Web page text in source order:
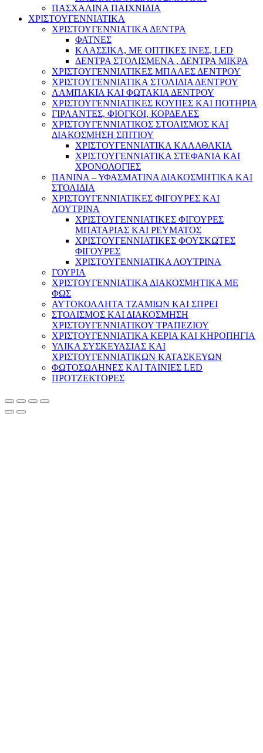
ΠΑΣΧΑΛΙΝΑ ΠΑΙΧΝΙΔΙΑ
ΧΡΙΣΤΟΥΓΕΝΝΙΑΤΙΚΑ
ΧΡΙΣΤΟΥΓΕΝΝΙΑΤΙΚΑ ΔΕΝΤΡΑ
ΦΑΤΝΕΣ
ΚΛΑΣΣΙΚΑ, ΜΕ ΟΠΤΙΚΕΣ ΙΝΕΣ, LED
ΔΕΝΤΡΑ ΣΤΟΛΙΣΜΕΝΑ , ΔΕΝΤΡΑ ΜΙΚΡΑ
ΧΡΙΣΤΟΥΓΕΝΝΙΑΤΙΚΕΣ ΜΠΑΛΕΣ ΔΕΝΤΡΟΥ
ΧΡΙΣΤΟΥΓΕΝΝΙΑΤΙΚΑ ΣΤΟΛΙΔΙΑ ΔΕΝΤΡΟΥ
ΛΑΜΠΑΚΙΑ ΚΑΙ ΦΩΤΑΚΙΑ ΔΕΝΤΡΟΥ
ΧΡΙΣΤΟΥΓΕΝΝΙΑΤΙΚΕΣ ΚΟΥΠΕΣ ΚΑΙ ΠΟΤΗΡΙΑ
ΓΙΡΛΑΝΤΕΣ, ΦΙΟΓΚΟΙ, ΚΟΡΔΕΛΕΣ
ΧΡΙΣΤΟΥΓΕΝΝΙΑΤΙΚΟΣ ΣΤΟΛΙΣΜΟΣ ΚΑΙ
ΔΙΑΚΟΣΜΗΣΗ ΣΠΙΤΙΟΥ
ΧΡΙΣΤΟΥΓΕΝΝΙΑΤΙΚΑ ΚΑΛΑΘΑΚΙΑ
ΧΡΙΣΤΟΥΓΕΝΝΙΑΤΙΚΑ ΣΤΕΦΑΝΙΑ ΚΑΙ
ΧΡΟΝΟΛΟΓΙΕΣ
ΠΑΝΙΝΑ – ΥΦΑΣΜΑΤΙΝΑ ΔΙΑΚΟΣΜΗΤΙΚΑ ΚΑΙ
ΣΤΟΛΙΔΙΑ
ΧΡΙΣΤΟΥΓΕΝΝΙΑΤΙΚΕΣ ΦΙΓΟΥΡΕΣ ΚΑΙ
ΛΟΥΤΡΙΝΑ
ΧΡΙΣΤΟΥΓΕΝΝΙΑΤΙΚΕΣ ΦΙΓΟΥΡΕΣ
ΜΠΑΤΑΡΙΑΣ ΚΑΙ ΡΕΥΜΑΤΟΣ
ΧΡΙΣΤΟΥΓΕΝΝΙΑΤΙΚΕΣ ΦΟΥΣΚΩΤΕΣ
ΦΙΓΟΥΡΕΣ
ΧΡΙΣΤΟΥΓΕΝΝΙΑΤΙΚΑ ΛΟΥΤΡΙΝΑ
ΓΟΥΡΙΑ
ΧΡΙΣΤΟΥΓΕΝΝΙΑΤΙΚΑ ΔΙΑΚΟΣΜΗΤΙΚΑ ΜΕ
ΦΩΣ
ΑΥΤΟΚΟΛΛΗΤΑ ΤΖΑΜΙΩΝ ΚΑΙ ΣΠΡΕΙ
ΣΤΟΛΙΣΜΟΣ ΚΑΙ ΔΙΑΚΟΣΜΗΣΗ
ΧΡΙΣΤΟΥΓΕΝΝΙΑΤΙΚΟΥ ΤΡΑΠΕΖΙΟΥ
ΧΡΙΣΤΟΥΓΕΝΝΙΑΤΙΚΑ ΚΕΡΙΑ ΚΑΙ ΚΗΡΟΠΗΓΙΑ
ΥΛΙΚΑ ΣΥΣΚΕΥΑΣΙΑΣ ΚΑΙ
ΧΡΙΣΤΟΥΓΕΝΝΙΑΤΙΚΩΝ ΚΑΤΑΣΚΕΥΩΝ
ΦΩΤΟΣΩΛΗΝΕΣ ΚΑΙ ΤΑΙΝΙΕΣ LED
ΠΡΟΤΖΕΚΤΟΡΕΣ